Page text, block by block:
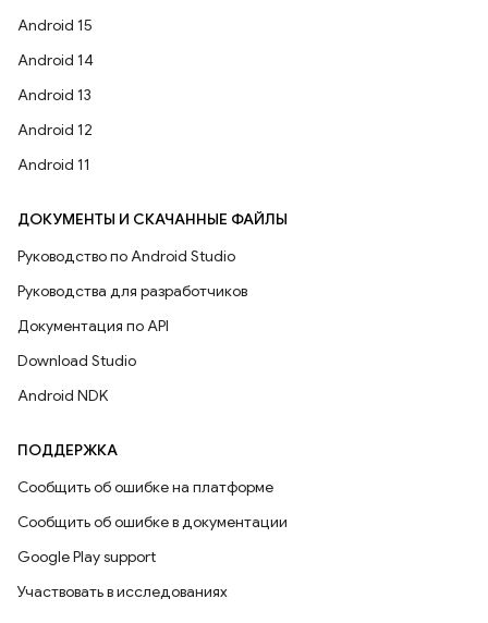
Android 15
Android 14
Android 13
Android 12
Android 11
ДОКУМЕНТЫ И СКАЧАННЫЕ ФАЙЛЫ
Руководство по Android Studio
Руководства для разработчиков
Документация по API
Download Studio
Android NDK
ПОДДЕРЖКА
Сообщить об ошибке на платформе
Сообщить об ошибке в документации
Google Play support
Участвовать в исследованиях